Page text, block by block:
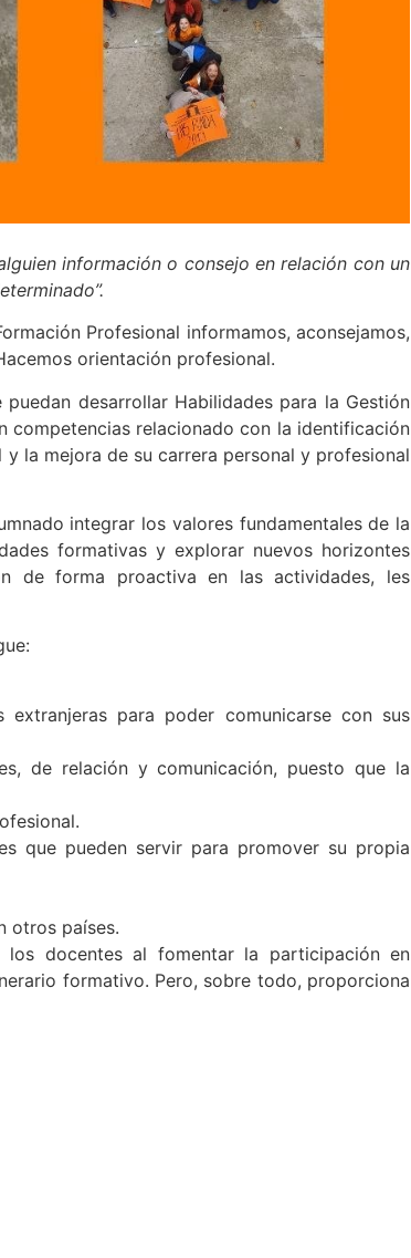
información o consejo en relación con un
Profesional informamos, aconsejamos,
orientación profesional.
desarrollar Habilidades para la Gestión
competencias relacionado con la identificación
la mejora de su carrera personal y profesional
integrar los valores fundamentales de la
formativas y explorar nuevos horizontes
de forma proactiva en las actividades, les
para poder comunicarse con sus
de relación y comunicación, puesto que la
que pueden servir para promover su propia
otros países.
docentes al fomentar la participación en
formativo. Pero, sobre todo, proporciona